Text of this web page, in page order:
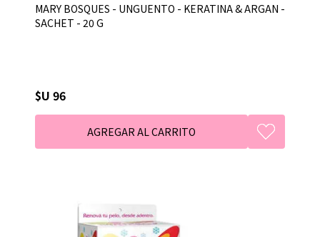
MARY BOSQUES - UNGUENTO - KERATINA & ARGAN -
SACHET - 20 G
$U 96